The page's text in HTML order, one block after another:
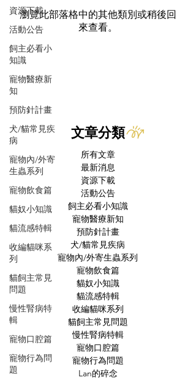
資源下載
活動公告
飼主必看小
知識
寵物醫療新
知
預防針計畫
犬/貓常見疾
病
寵物內/外寄
生蟲系列
寵物飲食篇
貓奴小知識
貓流感特輯
收編貓咪系
列
貓飼主常見
問題
慢性腎病特
輯
寵物口腔篇
寵物行為問
題
瀏覽此部落格中的其他類別或稍後回
來查看。
文章分類
所有文章
最新消息
資源下載
活動公告
飼主必看小知識
寵物醫療新知
預防針計畫
犬/貓常見疾病
寵物內/外寄生蟲系列
寵物飲食篇
貓奴小知識
貓流感特輯
收編貓咪系列
貓飼主常見問題
慢性腎病特輯
寵物口腔篇
寵物行為問題
Lan的碎念